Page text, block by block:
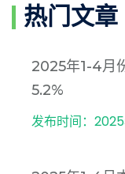
热门文章
2025年1-4月
5.2%
发布时间：